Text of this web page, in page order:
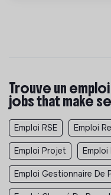
Trouve un
jobs that make
Emploi RSE Emploi
Emploi Projet Emploi
Emploi Gestionnaire De